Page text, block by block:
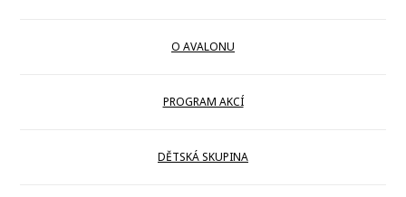
O AVALONU
PROGRAM AKCÍ
DĚTSKÁ SKUPINA